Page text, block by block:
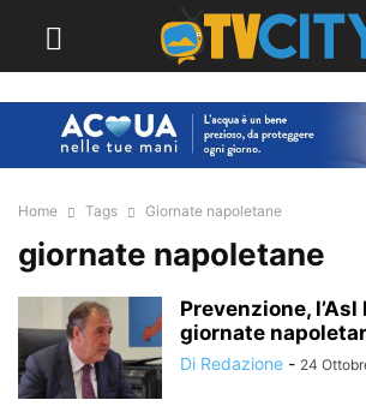
Home Tags Giornate napoletane
giornate napoletane
Prevenzione, l’Asl
giornate
Di Redazione - 24